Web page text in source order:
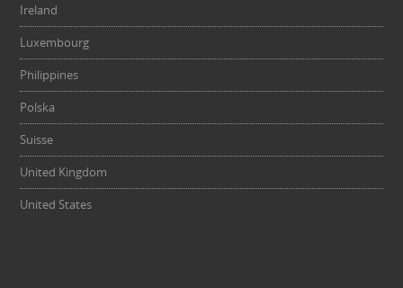
Ireland
Luxembourg
Philippines
Polska
Suisse
United Kingdom
United States